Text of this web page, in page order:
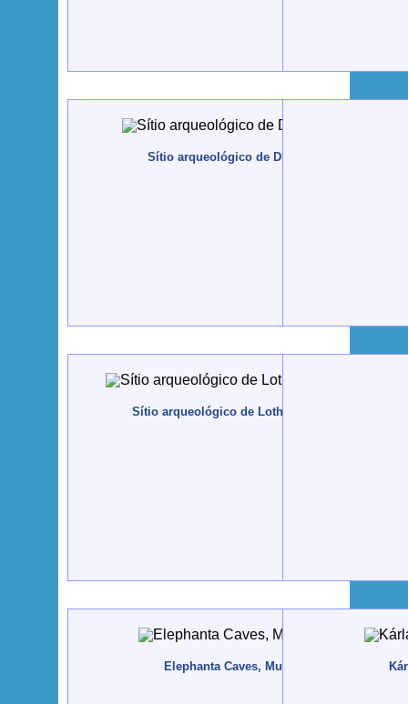
Sítio arqueológico de Dholavira, Índia - 2011
Sítio arqueológico de Lothal, Índia - 2010,
Elephanta Caves, Mumbai, Índia - 2009